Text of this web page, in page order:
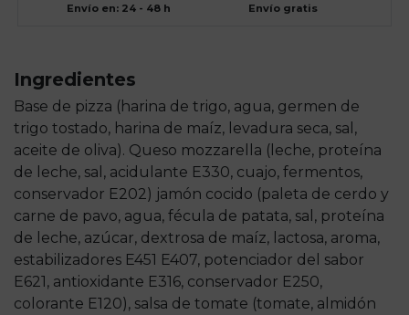
Envío en: 24 - 48 h Envío gratis
Ingredientes
Base de pizza (harina de trigo, agua, germen de
trigo tostado, harina de maíz, levadura seca, sal,
aceite de oliva). Queso mozzarella (leche, proteína
de leche, sal, acidulante E330, cuajo, fermentos,
conservador E202) jamón cocido (paleta de cerdo y
carne de pavo, agua, fécula de patata, sal, proteína
de leche, azúcar, dextrosa de maíz, lactosa, aroma,
estabilizadores E451 E407, potenciador del sabor
E621, antioxidante E316, conservador E250,
colorante E120), salsa de tomate (tomate, almidón